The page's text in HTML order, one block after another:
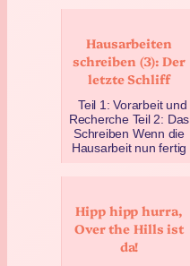
Hipp hipp hurra,
Over the Hills ist
da!
Hausarbeiten
schreiben (3): Der
letzte Schliff
Teil 1: Vorarbeit und
Recherche Teil 2: Das
Schreiben Wenn die
Hausarbeit nun fertig